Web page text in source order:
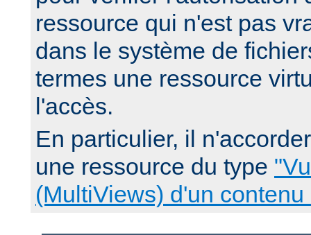
ressource qui n'est pas
dans le système de
termes une ressource
l'accès.
En particulier, il
une ressource du type
(MultiViews) d'un